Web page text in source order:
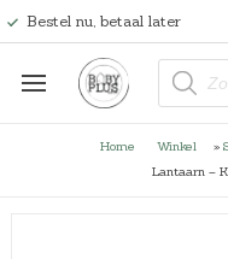
Bestel nu, betaal later
P
o
c
t
Home Winkel »
Lantaarn –